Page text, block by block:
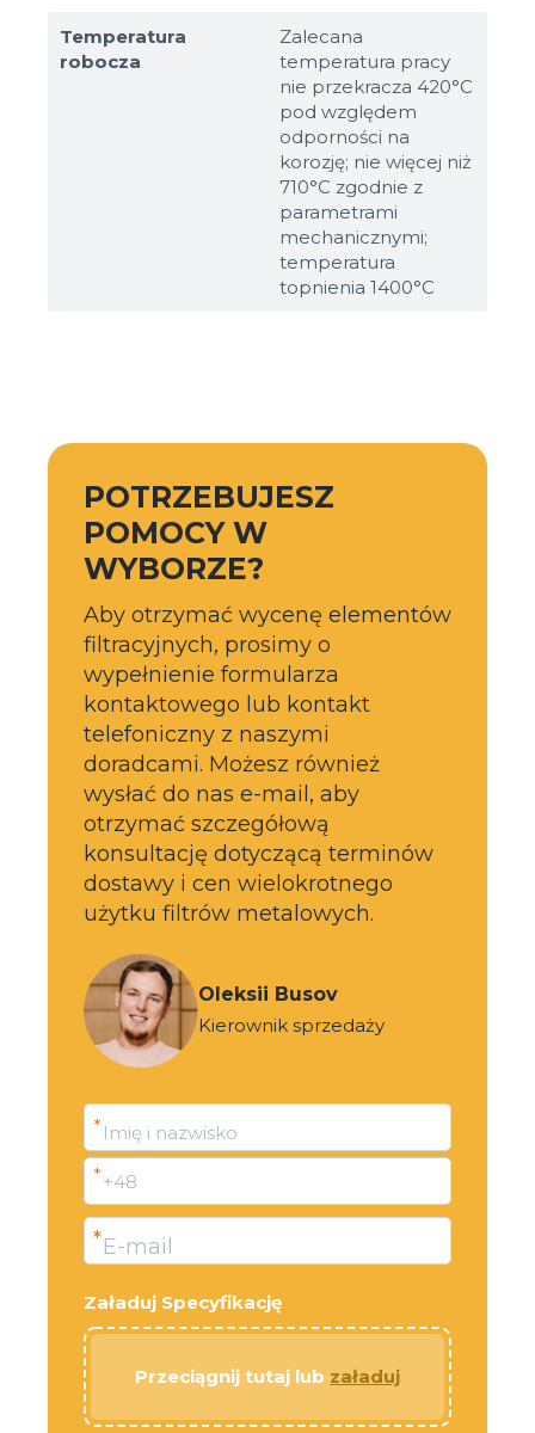
Temperatura
robocza
Zalecana
temperatura pracy
nie przekracza 420°C
pod względem
odporności na
korozję; nie więcej niż
710°C zgodnie z
parametrami
mechanicznymi;
temperatura
topnienia 1400°C
POTRZEBUJESZ
POMOCY W
WYBORZE?
Aby otrzymać wycenę elementów
filtracyjnych, prosimy o
wypełnienie formularza
kontaktowego lub kontakt
telefoniczny z naszymi
doradcami. Możesz również
wysłać do nas e-mail, aby
otrzymać szczegółową
konsultację dotyczącą terminów
dostawy i cen wielokrotnego
użytku filtrów metalowych.
Oleksii Busov
Kierownik sprzedaży
Imię i nazwisko
*
+48
*
E-mail
*
Załaduj Specyfikację
Przeciągnij tutaj lub załaduj